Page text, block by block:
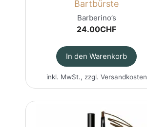
Bartbürste
Barberino’s
24.00CHF
In den Warenkorb
inkl. MwSt., zzgl. Versandkosten